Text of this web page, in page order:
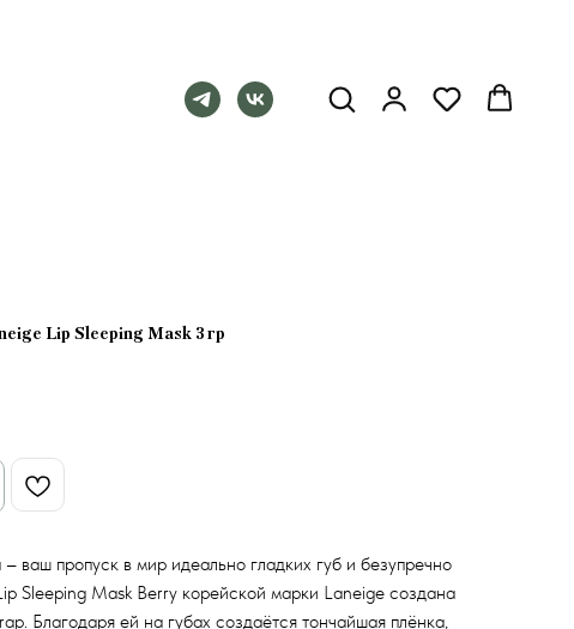
Lip Sleeping Mask 3 гр
ваш пропуск в мир идеально гладких губ и безупречно
Sleeping Mask Вerry корейской марки Laneige создана
Благодаря ей на губах создаётся тончайшая плёнка,